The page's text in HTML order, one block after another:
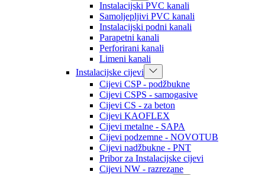
Instalacijski PVC kanali
Samoljepljivi PVC kanali
Instalacijski podni kanali
Parapetni kanali
Perforirani kanali
Limeni kanali
Instalacijske cijevi
Cijevi CSP - podžbukne
Cijevi CSPS - samogasive
Cijevi CS - za beton
Cijevi KAOFLEX
Cijevi metalne - SAPA
Cijevi podzemne - NOVOTUB
Cijevi nadžbukne - PNT
Pribor za Instalacijske cijevi
Cijevi NW - razrezane